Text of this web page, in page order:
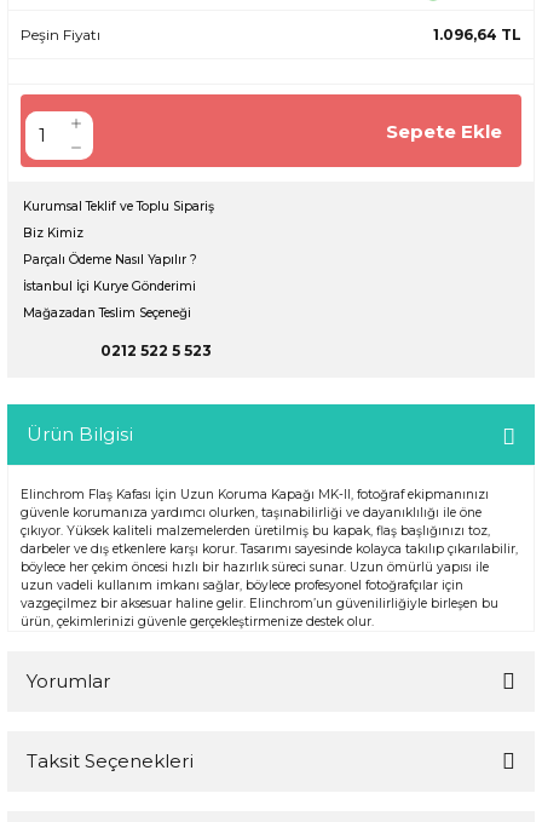
Peşin Fiyatı 1.096,64 TL
Sepete Ekle
Kurumsal Teklif ve Toplu Sipariş
Biz Kimiz
Parçalı Ödeme Nasıl Yapılır ?
İstanbul İçi Kurye Gönderimi
Mağazadan Teslim Seçeneği
0212 522 5 523
Ürün Bilgisi
Elinchrom Flaş Kafası İçin Uzun Koruma Kapağı MK-II, fotoğraf ekipmanınızı
güvenle korumanıza yardımcı olurken, taşınabilirliği ve dayanıklılığı ile öne
çıkıyor. Yüksek kaliteli malzemelerden üretilmiş bu kapak, flaş başlığınızı toz,
darbeler ve dış etkenlere karşı korur. Tasarımı sayesinde kolayca takılıp çıkarılabilir,
böylece her çekim öncesi hızlı bir hazırlık süreci sunar. Uzun ömürlü yapısı ile
uzun vadeli kullanım imkanı sağlar, böylece profesyonel fotoğrafçılar için
vazgeçilmez bir aksesuar haline gelir. Elinchrom’un güvenilirliğiyle birleşen bu
ürün, çekimlerinizi güvenle gerçekleştirmenize destek olur.
Yorumlar
Taksit Seçenekleri